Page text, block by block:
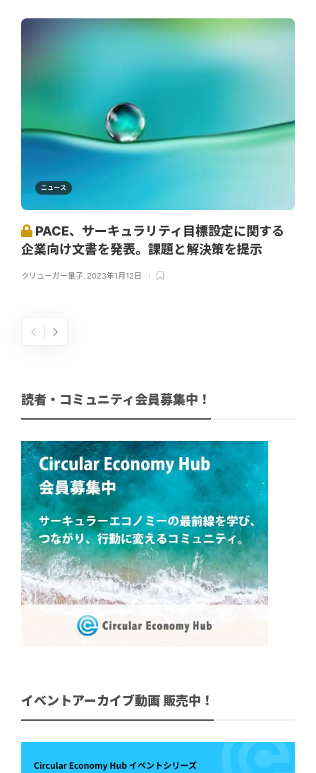
ニュース
PACE、サーキュラリティ目標設定に関する
企業向け文書を発表。課題と解決策を提示
クリューガー量子, 2023年1月12日
読者・コミュニティ会員募集中！
イベントアーカイブ動画 販売中！